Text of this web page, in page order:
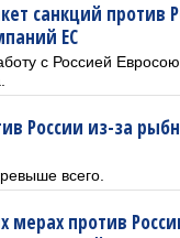
санкций против
ЕС
с Россией
России из-за
всего.
мерах против